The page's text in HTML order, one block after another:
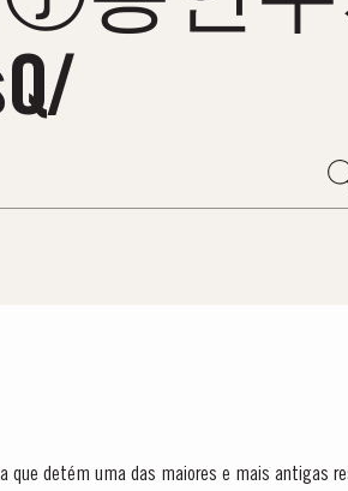
que detém uma das maiores e mais antigas